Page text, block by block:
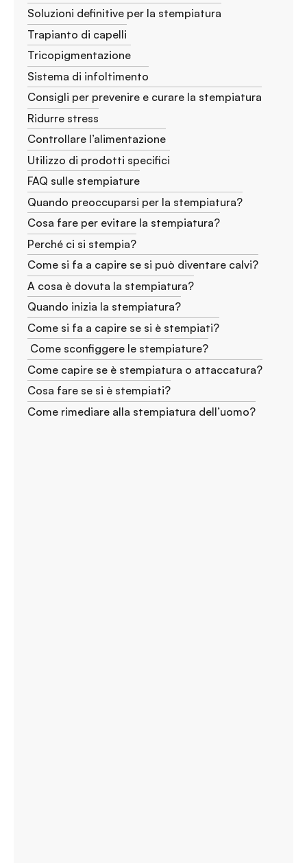
Soluzioni definitive per la stempiatura
Trapianto di capelli
Tricopigmentazione
Sistema di infoltimento
Consigli per prevenire e curare la stempiatura
Ridurre stress
Controllare l’alimentazione
Utilizzo di prodotti specifici
FAQ sulle stempiature
Quando preoccuparsi per la stempiatura?
Cosa fare per evitare la stempiatura?
Perché ci si stempia?
Come si fa a capire se si può diventare calvi?
A cosa è dovuta la stempiatura?
Quando inizia la stempiatura?
Come si fa a capire se si è stempiati?
Come sconfiggere le stempiature?
Come capire se è stempiatura o attaccatura?
Cosa fare se si è stempiati?
Come rimediare alla stempiatura dell’uomo?